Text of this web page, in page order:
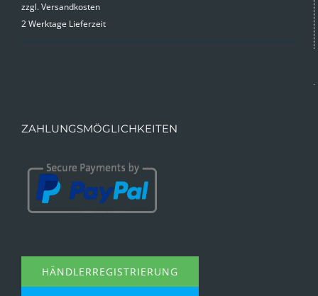
zzgl.Versandkosten
2 Werktage Lieferzeit
ZAHLUNGSMÖGLICHKEITEN
HÄNDLERREGISTRIERUNG